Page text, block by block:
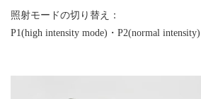
照射モードの切り替え：
P1(high intensity mode)・P2(normal intensity)